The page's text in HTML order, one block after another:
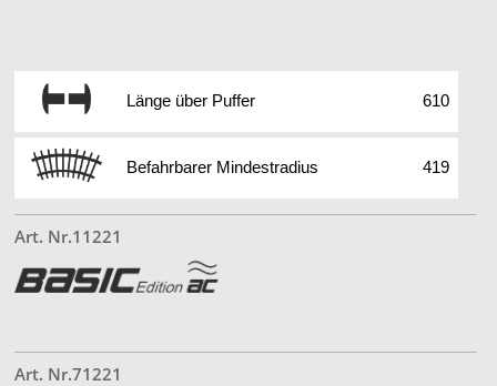
Länge über Puffer 610
Befahrbarer Mindestradius 419
Art. Nr.11221
Art. Nr.71221